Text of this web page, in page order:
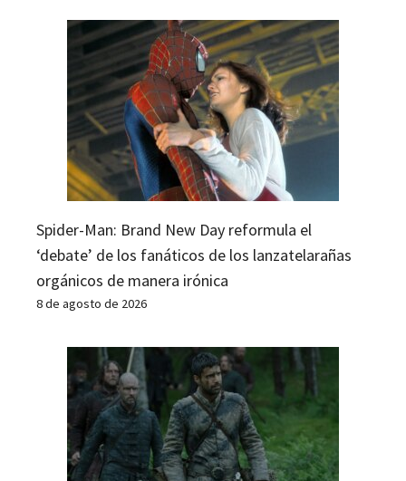
Spider-Man: Brand New Day reformula el
‘debate’ de los fanáticos de los lanzatelarañas
orgánicos de manera irónica
8 de agosto de 2026